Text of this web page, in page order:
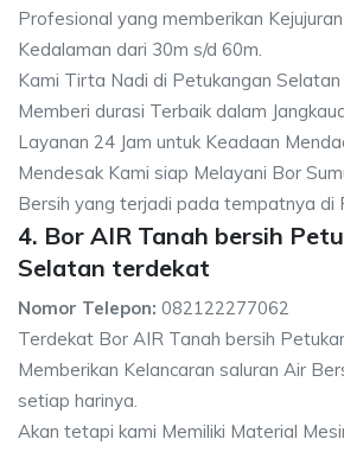
Profesional yang memberikan
Kedalaman dari 30m s/d 60m.
Kami Tirta Nadi di Petukangan
Memberi durasi Terbaik dalam
Layanan 24 Jam untuk Keadaan
Mendesak Kami siap Melayani Bor
Bersih yang terjadi pada tempatnya di
4. Bor AIR Tanah bersih
Selatan terdekat
Nomor Telepon: 082122277062
Terdekat Bor AIR Tanah bersih
Memberikan Kelancaran saluran Air
setiap harinya.
Akan tetapi kami Memiliki Material